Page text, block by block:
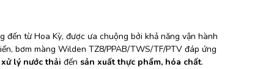
từ Hoa Kỳ, được ưa chuộng bởi khả năng vận hành
bơm màng Wilden TZ8/PPAB/TWS/TF/PTV đáp ứng
lý nước thải đến sản xuất thực phẩm, hóa chất.